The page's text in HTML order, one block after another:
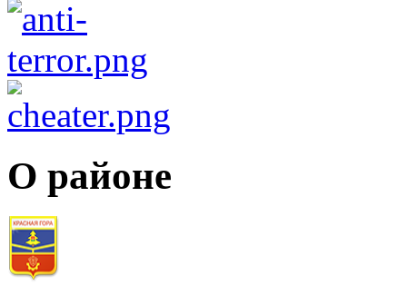
О районе